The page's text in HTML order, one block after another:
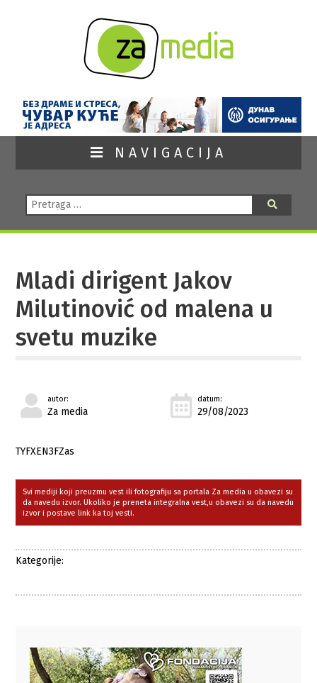
NAVIGACIJA
Pretraga:
Mladi dirigent Jakov
Milutinović od malena u
svetu muzike
autor:
Za media
datum:
29/08/2023
TYFXEN3FZas
Svi mediji koji preuzmu vest ili fotografiju sa portala Za media u obavezi su
da navedu izvor. Ukoliko je preneta integralna vest,u obavezi su da navedu
izvor i postave link ka toj vesti.
Kategorije: